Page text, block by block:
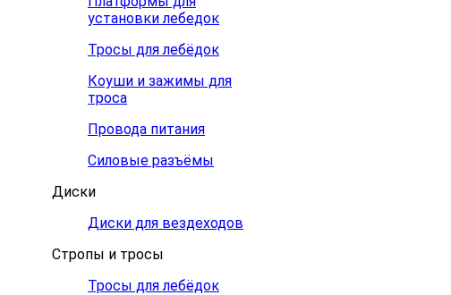
установки лебедок
Тросы для лебёдок
Коуши и зажимы для
троса
Провода питания
Силовые разъёмы
Диски
Диски для вездеходов
Стропы и тросы
Тросы для лебёдок